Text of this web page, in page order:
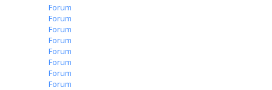
Forum
Forum
Forum
Forum
Forum
Forum
Forum
Forum